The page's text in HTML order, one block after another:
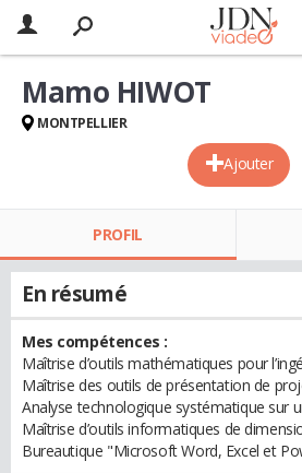
Ajouter
Mamo HIWOT
MONTPELLIER
PROFIL
En résumé
Mes compétences :
Maîtrise d’outils mathématiques pour
Maîtrise des outils de présentation de
Analyse technologique systématique sur
Maîtrise d’outils informatiques de
Bureautique "Microsoft Word, Excel et